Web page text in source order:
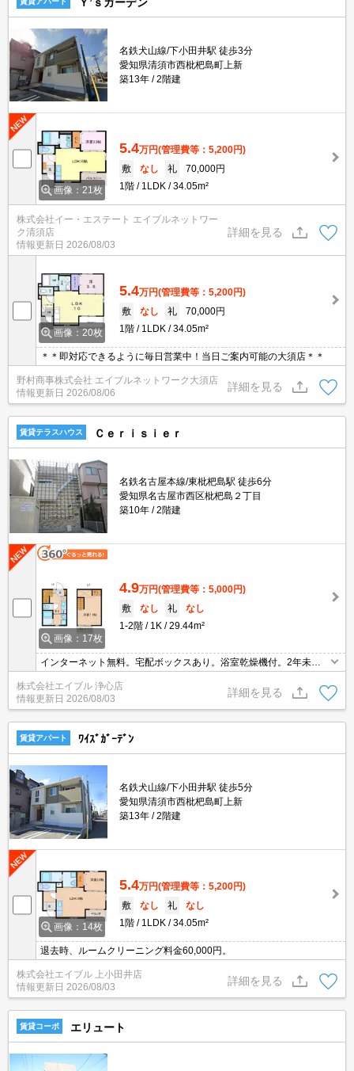
名鉄犬山線/下小田井駅 徒歩3分
愛知県清須市西枇杷島町上新
築13年
2階建
画像：21枚
5.4万円(管理費等：5,200円)
敷
なし 礼
70,000円
1階
1LDK 34.05m²
株式会社イー・エステート エイブルネットワー
ク清須店
情報更新日 2026/08/03
詳細を見る
画像：20枚
5.4万円(管理費等：5,200円)
敷
なし 礼
70,000円
1階
1LDK 34.05m²
＊＊即対応できるように毎日営業中！当日ご案内可能の大須店＊＊
野村商事株式会社 エイブルネットワーク大須店
情報更新日 2026/08/06
詳細を見る
賃貸テラスハウス Ｃｅｒｉｓｉｅｒ
名鉄名古屋本線/東枇杷島駅 徒歩6分
愛知県名古屋市西区枇杷島２丁目
築10年
2階建
画像：17枚
4.9万円(管理費等：5,000円)
敷
なし 礼
なし
1-2階
1K 29.44m²
インターネット無料。宅配ボックスあり。浴室乾燥機付。2年未満
株式会社エイブル 浄心店
情報更新日 2026/08/03
詳細を見る
賃貸アパート ﾜｲｽﾞｶﾞｰﾃﾞﾝ
名鉄犬山線/下小田井駅 徒歩5分
愛知県清須市西枇杷島町上新
築13年
2階建
画像：14枚
5.4万円(管理費等：5,200円)
敷
なし 礼
なし
1階
1LDK 34.05m²
退去時、ルームクリーニング料金60,000円。
株式会社エイブル 上小田井店
情報更新日 2026/08/03
詳細を見る
賃貸コーポ エリュート